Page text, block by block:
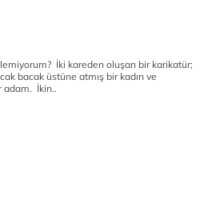
İki kareden oluşan bir karikatür;
bacak üstüne atmış bir kadın ve
adam. İkin..